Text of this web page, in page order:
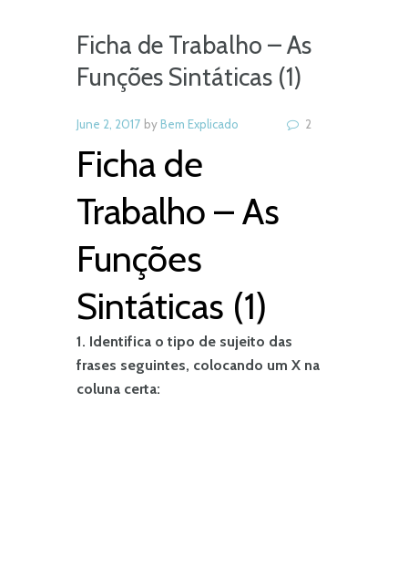
Ficha de Trabalho – As
Funções Sintáticas (1)
June 2, 2017 byBem Explicado 2
Ficha de
Trabalho – As
Funções
Sintáticas (1)
1. Identifica o tipo de sujeito das
frases seguintes, colocando um X na
coluna certa: